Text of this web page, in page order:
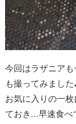
今回はラザニア
も撮ってみまし
お気に入りの一
ておき...早速食べ